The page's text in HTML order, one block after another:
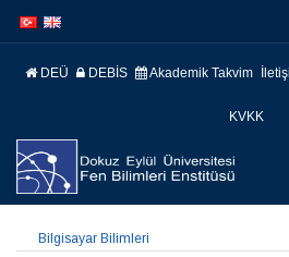
atla
atla
DEÜ DEBİS Akademik Takvim
KVKK
Bilgisayar Bilimleri